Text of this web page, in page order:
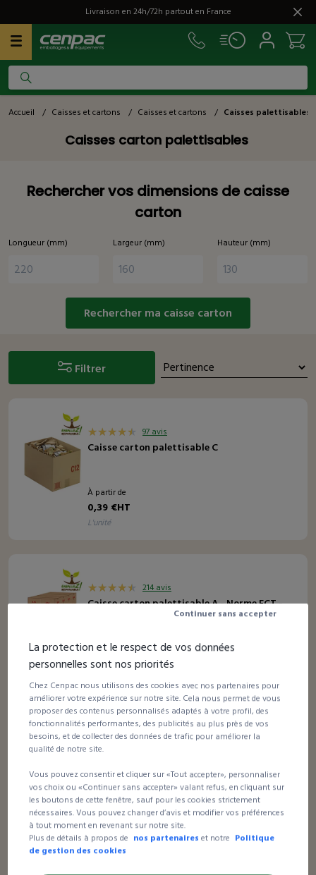
Livraison en 24h/72h partout en France
Accueil / Caisses et cartons / Caisses et cartons / Caisses palettisables
Caisses carton palettisables
Rechercher vos dimensions de caisse
carton
Longueur (mm) Largeur (mm) Hauteur (mm)
Rechercher ma caisse carton
Filtrer
97 avis
Caisse carton palettisable C
À partir de
0,39 €HT
l'unité
214 avis
Caisse carton palettisable A - Norme ECT -
Longueur de 300 à 600 mm
À partir de
0,60 €HT
8 avis
+ E
À partir de
1,54 €HT
la caisse
La protection et le respect de vos données
personnelles sont nos priorités
Chez Cenpac nous utilisons des cookies avec nos partenaires pour
améliorer votre expérience sur notre site. Cela nous permet de vous
proposer des contenus personnalisés adaptés à votre profil, des
fonctionnalités performantes, des publicités au plus près de vos
besoins, et de collecter des données de trafic pour améliorer la
qualité de notre site.
Vous pouvez consentir et cliquer sur «Tout accepter», personnaliser
vos choix ou «Continuer sans accepter» valant refus, en cliquant sur
les boutons de cette fenêtre, sauf pour les cookies strictement
nécessaires. Vous pouvez changer d’avis et modifier vos préférences
à tout moment en revenant sur notre site.
Plus de détails à propos de nos partenaires et notre Politique
de gestion des cookies
Continuer sans accepter